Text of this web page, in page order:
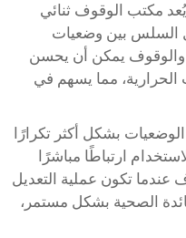
مكتب الوقوف ثنائي
السلس بين وضعيات
والوقوف يمكن أن يحسن
مما يسهم في
بشكل أكثر تكرارًا
ارتباطًا مباشرًا
عندما تكون عملية التعديل
الصحية بشكل مستمر،